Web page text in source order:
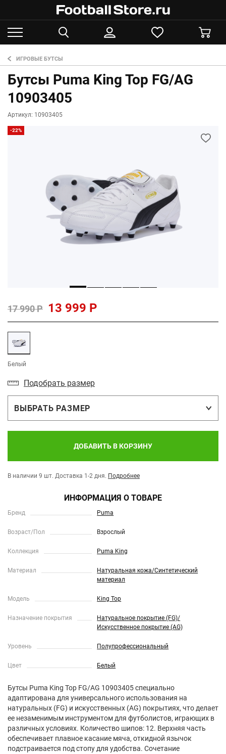
ИГРОВЫЕ БУТСЫ
Бутсы Puma King Top FG/AG
10903405
Артикул: 10903405
-22%
17 990 Р 13 999 Р
Белый
Подобрать размер
ВЫБРАТЬ РАЗМЕР
ДОБАВИТЬ В КОРЗИНУ
В наличии 9 шт. Доставка 1-2 дня. Подробнее
ИНФОРМАЦИЯ О ТОВАРЕ
Бренд Puma
Возраст/Пол Взрослый
Коллекция Puma King
Материал
Натуральная кожа/Синтетический
материал
Модель King Top
Назначение покрытия
Натуральное покрытие (FG)/
Искусственное покрытие (AG)
Уровень Полупрофессиональный
Цвет Белый
Бутсы Puma King Top FG/AG 10903405 специально
адаптирована для универсального использования на
натуральных (FG) и искусственных (AG) покрытиях, что делает
ее незаменимым инструментом для футболистов, играющих в
различных условиях. Количество шипов: 12. Верхняя часть
обеспечивает плавное касание мяча, откидной язычок
подстраивается под стопу для удобства. Сочетание